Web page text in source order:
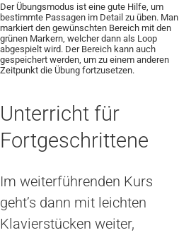
Der Übungsmodus ist eine gute Hilfe, um
bestimmte Passagen im Detail zu üben. Man
markiert den gewünschten Bereich mit den
grünen Markern, welcher dann als Loop
abgespielt wird. Der Bereich kann auch
gespeichert werden, um zu einem anderen
Zeitpunkt die Übung fortzusetzen.
Unterricht für
Fortgeschrittene
Im weiterführenden Kurs
geht’s dann mit leichten
Klavierstücken weiter,